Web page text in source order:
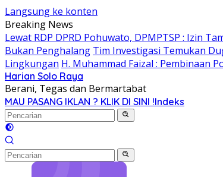
Langsung ke konten
Breaking News
Lewat RDP DPRD Pohuwato, DPMPTSP : Izin
Bukan Penghalang Tim Investigasi Temukan
Lingkungan H. Muhammad Faizal : Pembinaan
Harian Solo Raya
Berani, Tegas dan Bermartabat
MAU PASANG IKLAN ? KLIK DI SINI !Indeks